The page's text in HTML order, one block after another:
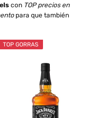
con TOP precios en
para que también
TOP GORRAS